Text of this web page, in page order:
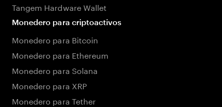
Tangem Hardware Wallet
Monedero para criptoactivos
Monedero para Bitcoin
Monedero para Ethereum
Monedero para Solana
Monedero para XRP
Monedero para Tether